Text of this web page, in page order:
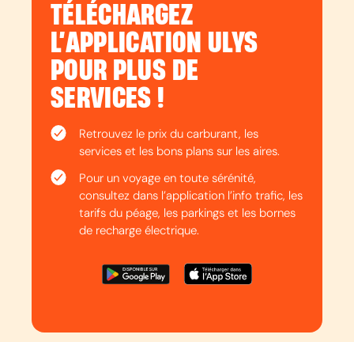
TÉLÉCHARGEZ
L’APPLICATION ULYS
POUR PLUS DE
SERVICES !
Retrouvez le prix du carburant, les
services et les bons plans sur les aires.
Pour un voyage en toute sérénité,
consultez dans l’application l’info trafic, les
tarifs du péage, les parkings et les bornes
de recharge électrique.